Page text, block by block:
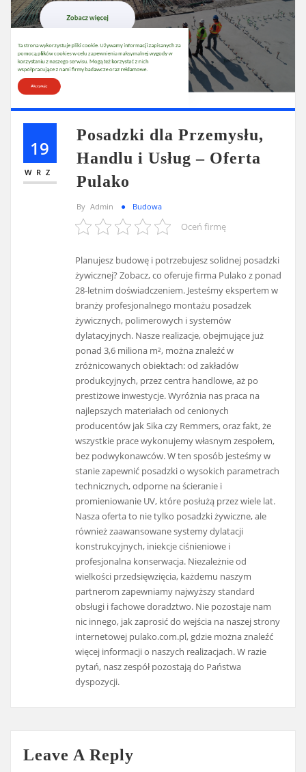
19
WRZ
Posadzki dla Przemysłu,
Handlu i Usług – Oferta
Pulako
By Admin Budowa
Oceń firmę
Planujesz budowę i potrzebujesz solidnej posadzki
żywicznej? Zobacz, co oferuje firma Pulako z ponad
28-letnim doświadczeniem. Jesteśmy ekspertem w
branży profesjonalnego montażu posadzek
żywicznych, polimerowych i systemów
dylatacyjnych. Nasze realizacje, obejmujące już
ponad 3,6 miliona m², można znaleźć w
zróżnicowanych obiektach: od zakładów
produkcyjnych, przez centra handlowe, aż po
prestiżowe inwestycje. Wyróżnia nas praca na
najlepszych materiałach od cenionych
producentów jak Sika czy Remmers, oraz fakt, że
wszystkie prace wykonujemy własnym zespołem,
bez podwykonawców. W ten sposób jesteśmy w
stanie zapewnić posadzki o wysokich parametrach
technicznych, odporne na ścieranie i
promieniowanie UV, które posłużą przez wiele lat.
Nasza oferta to nie tylko posadzki żywiczne, ale
również zaawansowane systemy dylatacji
konstrukcyjnych, iniekcje ciśnieniowe i
profesjonalna konserwacja. Niezależnie od
wielkości przedsięwzięcia, każdemu naszym
partnerom zapewniamy najwyższy standard
obsługi i fachowe doradztwo. Nie pozostaje nam
nic innego, jak zaprosić do wejścia na naszej strony
internetowej pulako.com.pl, gdzie można znaleźć
więcej informacji o naszych realizacjach. W razie
pytań, nasz zespół pozostają do Państwa
dyspozycji.
Leave A Reply